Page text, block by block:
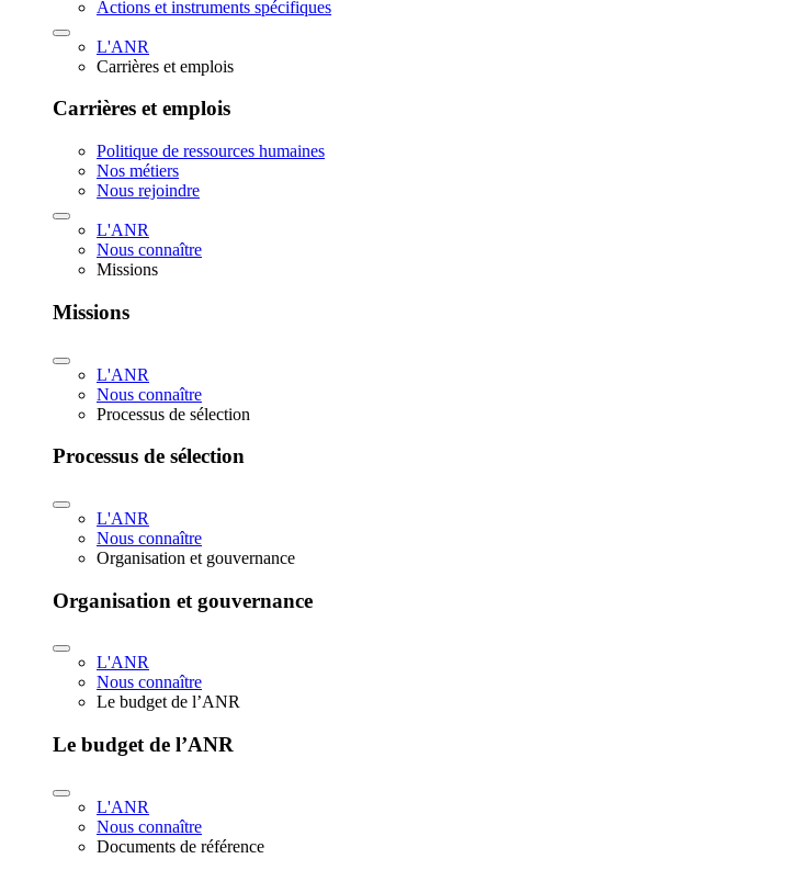
Actions et instruments spécifiques
L'ANR
Carrières et emplois
Carrières et emplois
Politique de ressources humaines
Nos métiers
Nous rejoindre
L'ANR
Nous connaître
Missions
Missions
L'ANR
Nous connaître
Processus de sélection
Processus de sélection
L'ANR
Nous connaître
Organisation et gouvernance
Organisation et gouvernance
L'ANR
Nous connaître
Le budget de l’ANR
Le budget de l’ANR
L'ANR
Nous connaître
Documents de référence